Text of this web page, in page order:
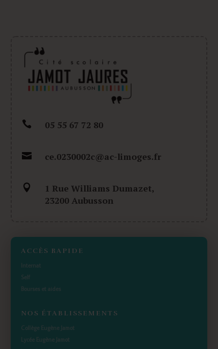
 05 55 67 72 80
 ce.0230002c@ac-limoges.fr

1 Rue Williams Dumazet,
23200 Aubusson
ACCÈS RAPIDE
Internat
Self
Bourses et aides
NOS ÉTABLISSEMENTS
Collège Eugène Jamot
Lycée Eugène Jamot